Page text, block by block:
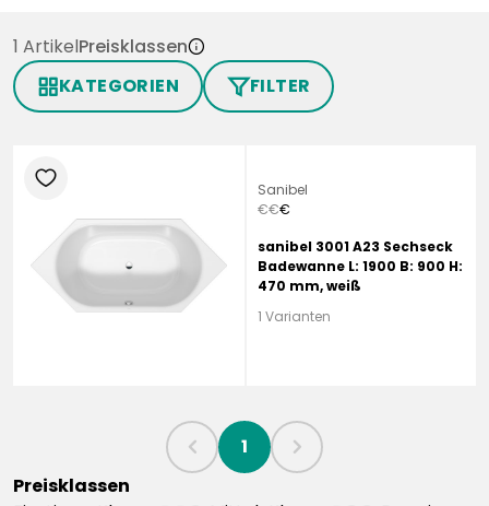
1 ArtikelPreisklasseninfoCircle
gridKATEGORIEN filterFILTER
heart
Sanibel
€€€
sanibel 3001 A23 Sechseck
Badewanne L: 1900 B: 900 H:
470 mm, weiß
1 Varianten
chevronLeft 1 chevronRight
Preisklassen